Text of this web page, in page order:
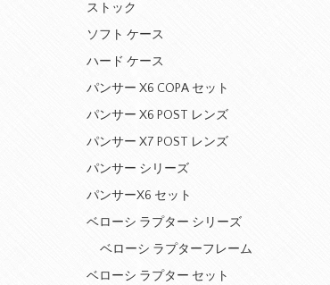
ストック
ソフト ケース
ハード ケース
パンサー X6 COPA セット
パンサー X6 POST レンズ
パンサー X7 POST レンズ
パンサー シリーズ
パンサーX6 セット
ベローシ ラプター シリーズ
ベローシ ラプターフレーム
ベローシ ラプター セット